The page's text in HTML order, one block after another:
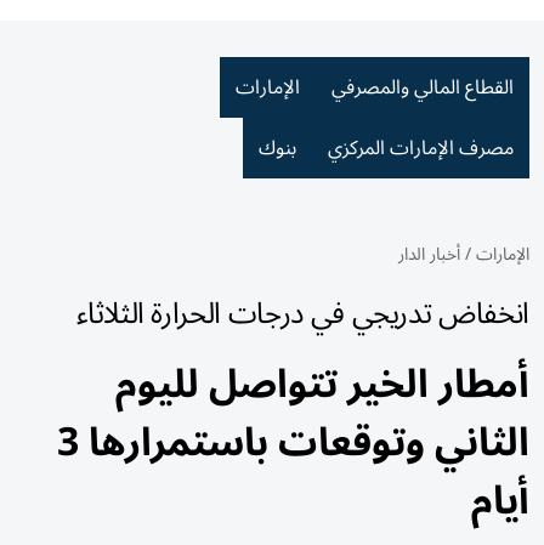
القطاع المالي والمصرفي
الإمارات
مصرف الإمارات المركزي
بنوك
الإمارات/أخبار الدار
انخفاض تدريجي في درجات الحرارة الثلاثاء
أمطار الخير تتواصل لليوم
الثاني وتوقعات باستمرارها 3
أيام